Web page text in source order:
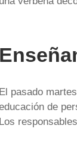
El pasado
de
Los